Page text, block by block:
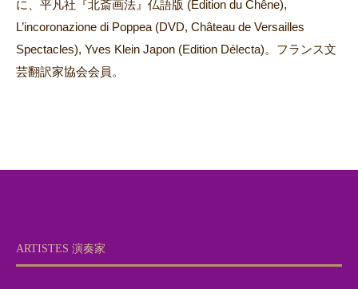
に、平凡社『北斎画法』仏語版 (Edition du Chêne),
L’incoronazione di Poppea (DVD, Château de Versailles
Spectacles), Yves Klein Japon (Edition Délecta)。フランス文
芸翻訳家協会会員。
ARTISTES 演奏家